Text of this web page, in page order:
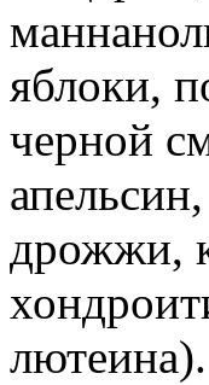
яблоки,
черной
дрожжи,
лютеина).